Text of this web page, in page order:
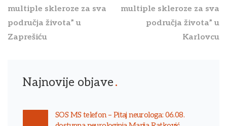
multiple skleroze za sva
područja života” u
Zaprešiću
multiple skleroze za sva
područja života” u
Karlovcu
Najnovije objave
SOS MS telefon – Pitaj neurologa: 06.08.